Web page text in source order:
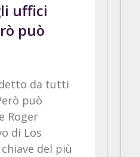
uffici
può
da tutti
può
Roger
di Los
del più